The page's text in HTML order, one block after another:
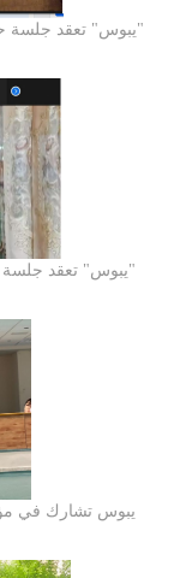
"يبوس" تعقد جلسة
"يبوس" تعقد
يبوس تشارك في